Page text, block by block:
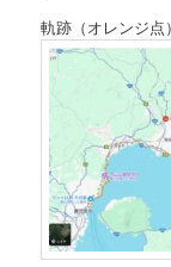
軌跡（オレンジ点）